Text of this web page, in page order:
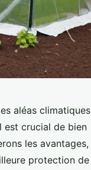
aléas climatiques
est crucial de bien
les avantages,
protection de